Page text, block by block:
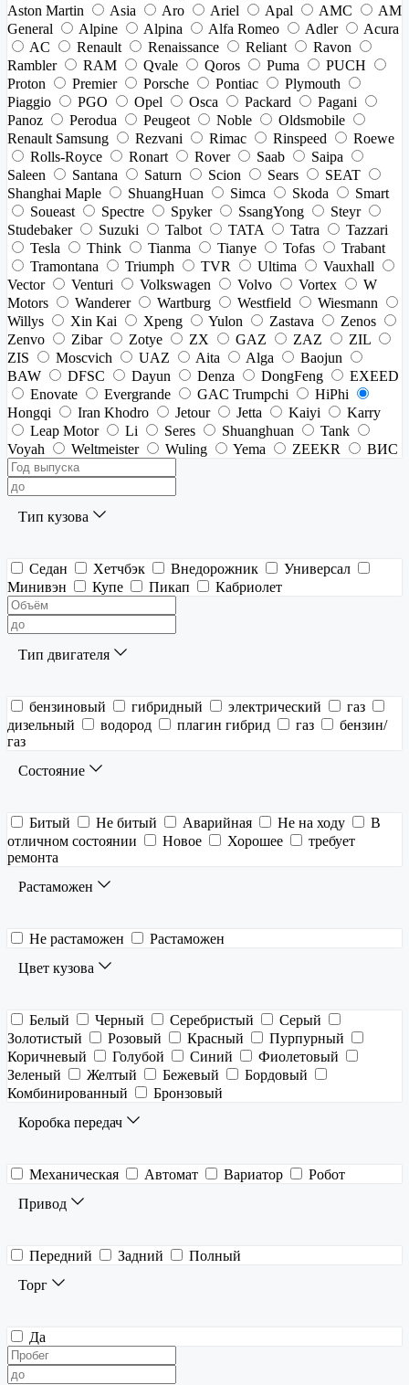
Aston Martin
Asia Aro Ariel Apal AMC
AM
General
Alpine Alpina Alfa Romeo Adler
Acura
AC
Renault Renaissance Reliant
Ravon
Rambler
RAM Qvale Qoros Puma
PUCH
Proton
Premier Porsche Pontiac
Plymouth
Piaggio
PGO Opel Osca Packard
Pagani
Panoz
Perodua Peugeot Noble
Oldsmobile
Renault Samsung
Rezvani Rimac Rinspeed
Roewe
Rolls-Royce
Ronart Rover Saab
Saipa
Saleen
Santana Saturn Scion Sears
SEAT
Shanghai Maple
ShuangHuan Simca Skoda
Smart
Soueast
Spectre Spyker SsangYong
Steyr
Studebaker
Suzuki Talbot TATA Tatra
Tazzari
Tesla
Think Tianma Tianye Tofas
Trabant
Tramontana
Triumph TVR Ultima
Vauxhall
Vector
Venturi Volkswagen Volvo Vortex
W
Motors
Wanderer Wartburg Westfield
Wiesmann
Willys
Xin Kai Xpeng Yulon Zastava
Zenos
Zenvo
Zibar Zotye ZX GAZ ZAZ
ZIL
ZIS
Moscvich UAZ Aita Alga
Baojun
BAW
DFSC Dayun Denza DongFeng
EXEED
Enovate
Evergrande GAC Trumpchi
HiPhi
Hongqi
Iran Khodro Jetour Jetta Kaiyi
Karry
Leap Motor
Li Seres Shuanghuan
Tank
Voyah
Weltmeister Wuling Yema ZEEKR ВИС
Тип кузова
Седан Хетчбэк Внедорожник
Универсал
Минивэн
Купе Пикап Кабриолет
Тип двигателя
бензиновый гибридный электрический
газ
дизельный
водород плагин гибрид газ
бензин/
газ
Состояние
Битый Не битый Аварийная Не на ходу
В
отличном состоянии
Новое Хорошее
требует
ремонта
Растаможен
Не растаможен
Растаможен
Цвет кузова
Белый Черный Серебристый
Серый
Золотистый
Розовый Красный
Пурпурный
Коричневый
Голубой Синий
Фиолетовый
Зеленый
Желтый Бежевый
Бордовый
Комбинированный
Бронзовый
Коробка передач
Механическая Автомат Вариатор
Робот
Привод
Передний Задний
Полный
Торг
Да